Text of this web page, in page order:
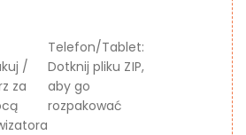
/
za
Telefon/Tablet:
Dotknij pliku ZIP,
aby go
rozpakować